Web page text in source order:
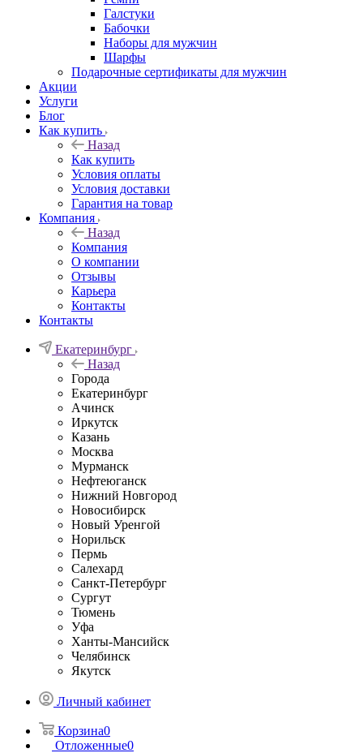
Галстуки
Бабочки
Наборы для мужчин
Шарфы
Подарочные сертификаты для мужчин
Акции
Услуги
Блог
Как купить
Назад
Как купить
Условия оплаты
Условия доставки
Гарантия на товар
Компания
Назад
Компания
О компании
Отзывы
Карьера
Контакты
Контакты
Екатеринбург
Назад
Города
Екатеринбург
Ачинск
Иркутск
Казань
Москва
Мурманск
Нефтеюганск
Нижний Новгород
Новосибирск
Новый Уренгой
Норильск
Пермь
Салехард
Санкт-Петербург
Сургут
Тюмень
Уфа
Ханты-Мансийск
Челябинск
Якутск
Личный кабинет
Корзина0
Отложенные0